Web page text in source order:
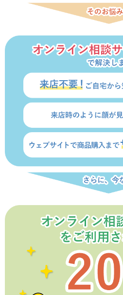
iDeCo・国民年金基金
iDeCo（個人型確定拠出年金）
ロボアドバイザークラウドファンディ
WealthNavi for イオン銀行（ロボア
まいクラウドファンディング
住宅ローン
新規お借入れの方
お借換えの方
フラット35
リ・バース60
カードローン
目的別ローン
目的別ローンマイページ
個人年金保険
医療保険
認知症保険
国内旅行傷害保険
傷害保険